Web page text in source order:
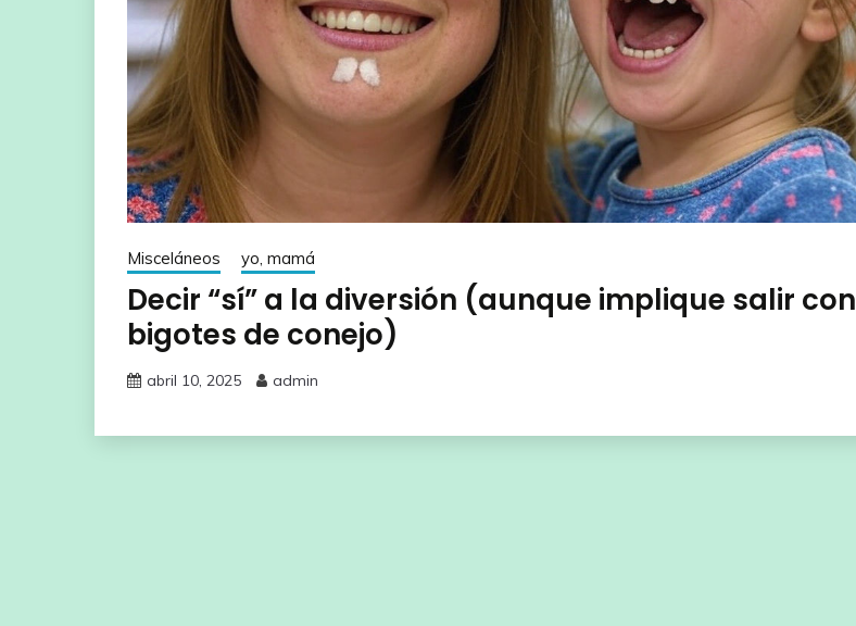
Misceláneos yo, mamá
Decir “sí” a la diversión (aunque implique salir con
bigotes de conejo)
abril 10, 2025 admin